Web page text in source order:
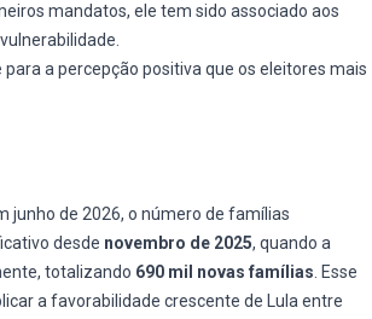
mandatos, ele tem sido associado aos
a percepção positiva que os eleitores mais
junho de 2026, o número de famílias
desde novembro de 2025, quando a
totalizando 690 mil novas famílias . Esse
a favorabilidade crescente de Lula entre